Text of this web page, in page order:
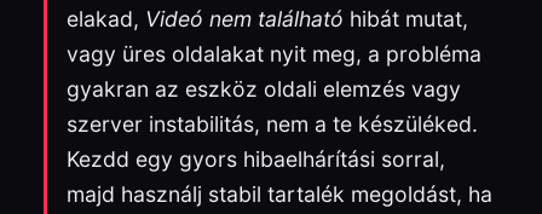
elakad, Videó nem található hibát mutat,
vagy üres oldalakat nyit meg, a probléma
gyakran az eszköz oldali elemzés vagy
szerver instabilitás, nem a te készüléked.
Kezdd egy gyors hibaelhárítási sorral,
majd használj stabil tartalék megoldást, ha